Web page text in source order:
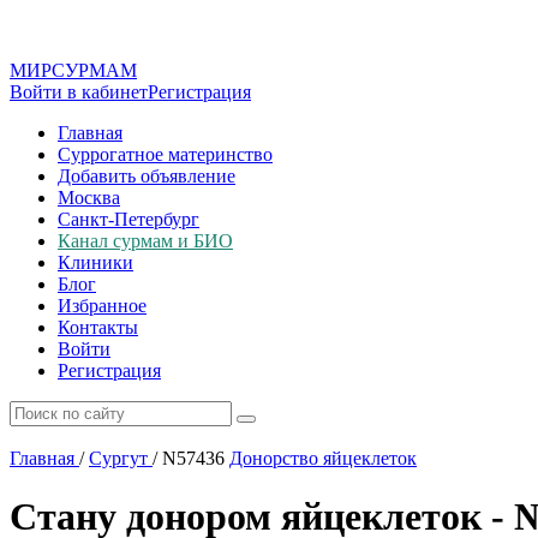
МИРСУРМАМ
Войти в кабинетРегистрация
Главная
Суррогатное материнство
Добавить объявление
Москва
Санкт-Петербург
Канал сурмам и БИО
Клиники
Блог
Избранное
Контакты
Войти
Регистрация
Главная / Сургут /N57436 Донорство яйцеклеток
Стану донором яйцеклеток -